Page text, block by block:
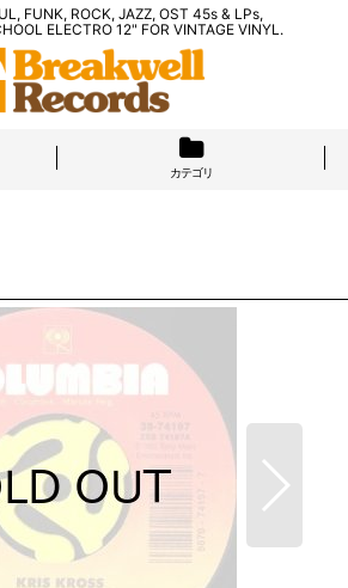
FUNK, ROCK, JAZZ, OST 45s & LPs,
ELECTRO 12" FOR VINTAGE VINYL.
カテゴリ